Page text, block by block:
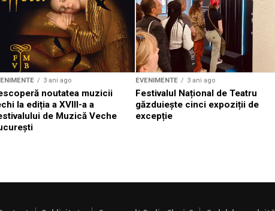
3 ani ago
noutatea muzicii
la ediția a XVIII-a a
de Muzică Veche
EVENIMENTE 3 ani ago
Festivalul Național de Teatru
găzduiește cinci expoziții de
excepție